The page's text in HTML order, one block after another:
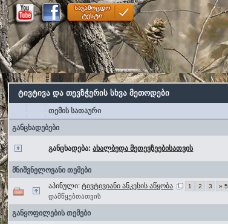
ტივტივა და თევზჭერის სხვა მეთოდები
თემის სათაური
განცხადებები
განცხადება:ახალბედა მეთევზეებისათვის
მნიშვნელოვანი თემები
აპინული:ტივტივიანი ანკესის აწყობა 1 2 3 » 5
დამწყებთათვის
განყოფილების თემები